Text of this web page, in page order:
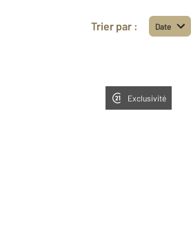
Trier par : Date
Exclusivité